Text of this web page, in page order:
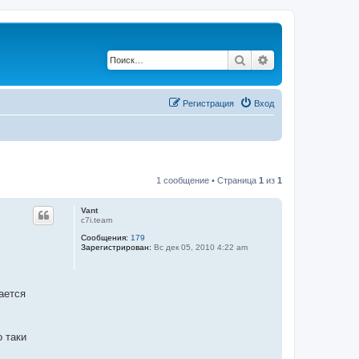
Поиск
Вход
Регистрация
1 сообщение • Страница 1 из 1
Vant
c7i.team
Сообщения: 179
Зарегистрирован: Вс дек 05, 2010 4:22 am
таки